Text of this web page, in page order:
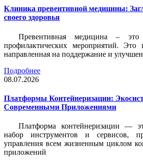
Клиника превентивной медицины:
своего здоровья
Превентивная медицина –
профилактических мероприятий. Это
направленная на поддержание и
Подробнее
08.07.2026
Платформы Контейнеризации:
Современными Приложениями
Платформа контейнеризации —
набор инструментов и сервисов,
управления всем жизненным циклом
приложений